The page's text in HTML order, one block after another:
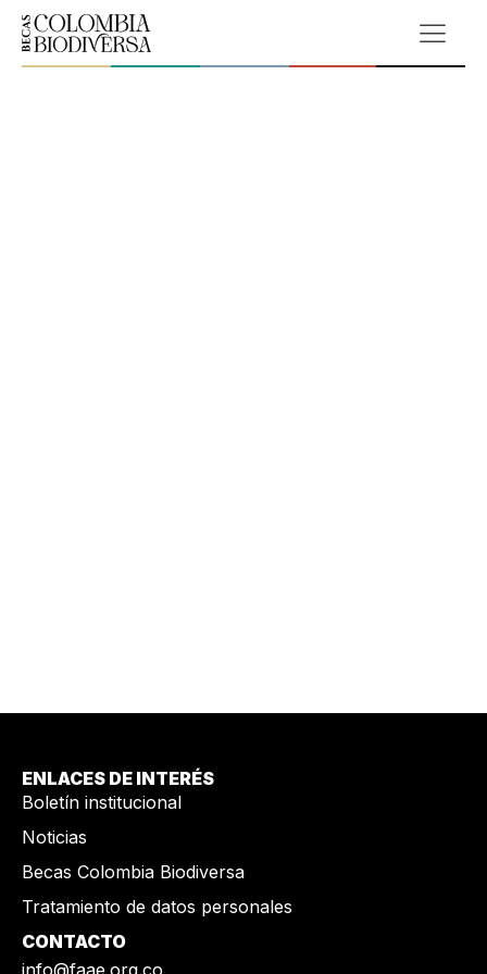
ENLACES DE INTERÉS
Boletín institucional
Noticias
Becas Colombia Biodiversa
Tratamiento de datos personales
CONTACTO
info@faae.org.co